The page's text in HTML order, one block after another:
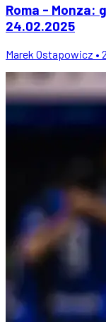
Roma - Monza:
24.02.2025
Marek Ostapowicz •